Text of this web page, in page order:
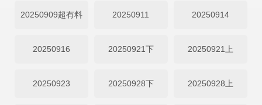
20250909超有料 20250911 20250914
20250916 20250921下 20250921上
20250923 20250928下 20250928上